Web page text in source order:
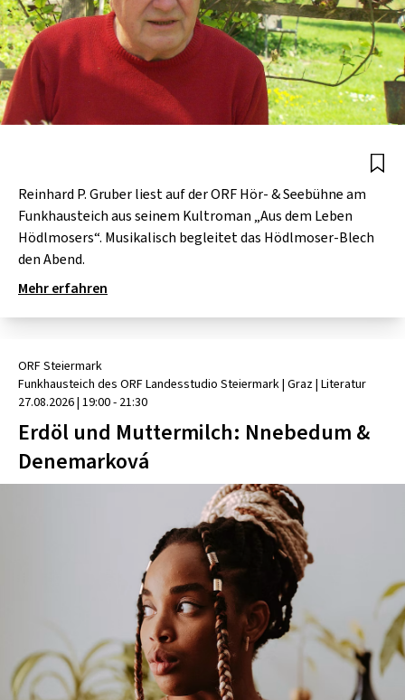
Reinhard P. Gruber liest auf der ORF Hör- & Seebühne am
Funkhausteich aus seinem Kultroman „Aus dem Leben
Hödlmosers“. Musikalisch begleitet das Hödlmoser-Blech
den Abend.
Mehr erfahren
ORF Steiermark
Funkhausteich des ORF Landesstudio Steiermark| Graz| Literatur
27.08.2026| 19:00 - 21:30
Erdöl und Muttermilch: Nnebedum &
Denemarková